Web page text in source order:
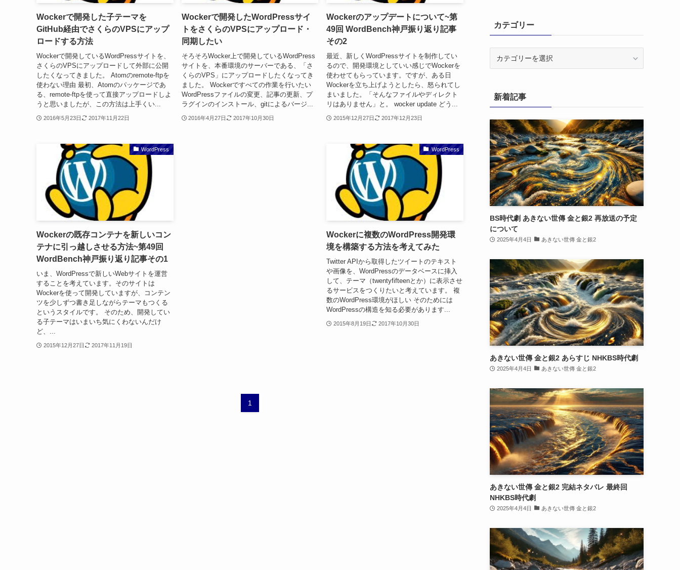
Wockerで開発した子テーマを
GitHub経由でさくらのVPSにアップ
ロードする方法
Wockerで開発しているWordPressサイトを、
さくらのVPSにアップロードして外部に公開
したくなってきました。 Atomのremote-ftpを
使わない理由 最初、Atomのパッケージであ
る、remote-ftpを使って直接アップロードしよ
うと思いましたが、この方法は上手くい...
2016年5月23日 2017年11月22日
Wockerで開発したWordPressサイ
トをさくらのVPSにアップロード・
同期したい
そろそろWocker上で開発しているWordPress
サイトを、本番環境のサーバーである、「さ
くらのVPS」にアップロードしたくなってき
ました。 Wockerですべての作業を行いたい
WordPressファイルの変更、記事の更新、プ
ラグインのインストール、gitによるバージ...
2016年4月27日 2017年10月30日
Wockerのアップデートについて~第
49回 WordBench神戸振り返り記事
その2
最近、新しくWordPressサイトを制作してい
るので、開発環境としていい感じでWockerを
使わせてもらっています。ですが、ある日
Wockerを立ち上げようとしたら、怒られてし
まいました。「そんなファイルやディレクト
リはありません」と。 wocker update どう...
2015年12月27日 2017年12月23日
WordPress
Wockerの既存コンテナを新しいコン
テナに引っ越しさせる方法~第49回
WordBench神戸振り返り記事その1
いま、WordPressで新しいWebサイトを運営
することを考えています。そのサイトは
Wockerを使って開発していますが、コンテン
ツを少しずつ書き足しながらテーマもつくる
というスタイルです。 そのため、開発してい
る子テーマはいまいち気にくわないんだけ
ど、...
2015年12月27日 2017年11月19日
WordPress
Wockerに複数のWordPress開発環
境を構築する方法を考えてみた
Twitter APIから取得したツイートのテキスト
や画像を、WordPressのデータベースに挿入
して、テーマ（twentyfifteenとか）に表示させ
るサービスをつくりたいと考えています。 複
数のWordPress環境がほしい そのためには
WordPressの構造を知る必要があります...
2015年8月19日 2017年10月30日
1
カテゴリー
ー新着記事
BS時代劇 あきない世傳 金と銀2 再放送の予定
について
2025年4月4日 あきない世傳 金と銀2
あきない世傳 金と銀2 あらすじ NHKBS時代劇
2025年4月4日 あきない世傳 金と銀2
あきない世傳 金と銀2 完結ネタバレ 最終回
NHKBS時代劇
2025年4月4日 あきない世傳 金と銀2